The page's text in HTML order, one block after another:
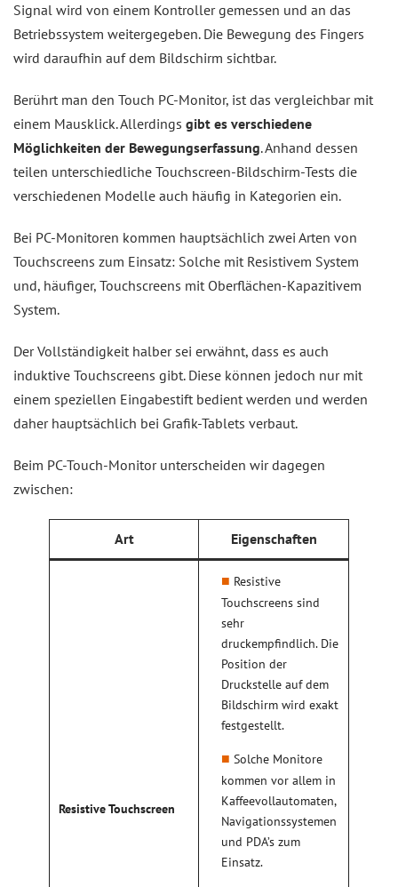
Signal wird von einem Kontroller gemessen und an das
Betriebssystem weitergegeben. Die Bewegung des Fingers
wird daraufhin auf dem Bildschirm sichtbar.
Berührt man den Touch PC-Monitor, ist das vergleichbar mit
einem Mausklick. Allerdings gibt es verschiedene
Möglichkeiten der Bewegungserfassung. Anhand dessen
teilen unterschiedliche Touchscreen-Bildschirm-Tests die
verschiedenen Modelle auch häufig in Kategorien ein.
Bei PC-Monitoren kommen hauptsächlich zwei Arten von
Touchscreens zum Einsatz: Solche mit Resistivem System
und, häufiger, Touchscreens mit Oberflächen-Kapazitivem
System.
Der Vollständigkeit halber sei erwähnt, dass es auch
induktive Touchscreens gibt. Diese können jedoch nur mit
einem speziellen Eingabestift bedient werden und werden
daher hauptsächlich bei Grafik-Tablets verbaut.
Beim PC-Touch-Monitor unterscheiden wir dagegen
zwischen:
Art Eigenschaften
Resistive Touchscreen
Resistive
Touchscreens sind
sehr
druckempfindlich. Die
Position der
Druckstelle auf dem
Bildschirm wird exakt
festgestellt.
Solche Monitore
kommen vor allem in
Kaffeevollautomaten,
Navigationssystemen
und PDA’s zum
Einsatz.